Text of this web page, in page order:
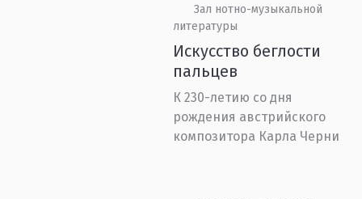
Зал нотно-музыкальной
литературы
Искусство беглости
пальцев
К 230-летию со дня
рождения австрийского
композитора Карла Черни